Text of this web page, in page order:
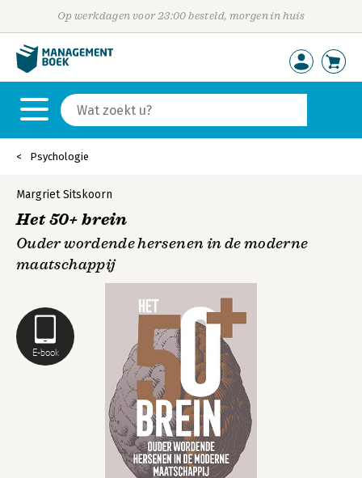
Op werkdagen voor 23:00 besteld, morgen in huis
Psychologie
E-book
Margriet Sitskoorn
Het 50+ brein
Ouder wordende hersenen in de moderne
maatschappij